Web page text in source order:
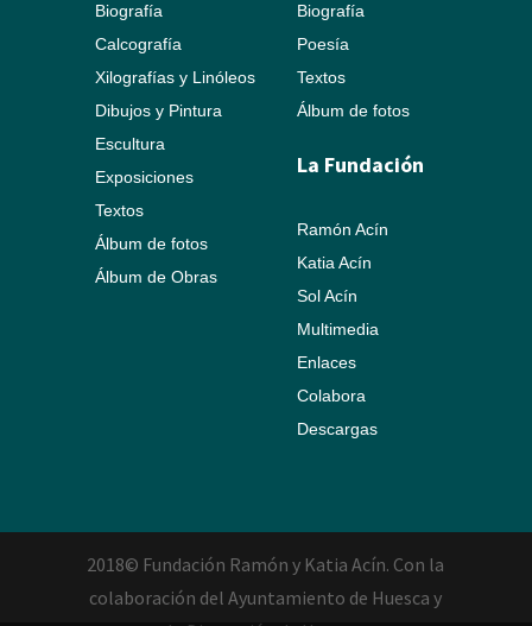
Biografía
Calcografía
Xilografías y Linóleos
Dibujos y Pintura
Escultura
Exposiciones
Textos
Álbum de fotos
Álbum de Obras
Biografía
Poesía
Textos
Álbum de fotos
La Fundación
Ramón Acín
Katia Acín
Sol Acín
Multimedia
Enlaces
Colabora
Descargas
2018© Fundación Ramón y Katia Acín. Con la
colaboración del Ayuntamiento de Huesca y